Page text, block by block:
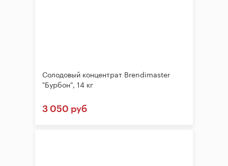
Солодовый концентрат Brendimaster
"Бурбон", 14 кг
3 050 руб